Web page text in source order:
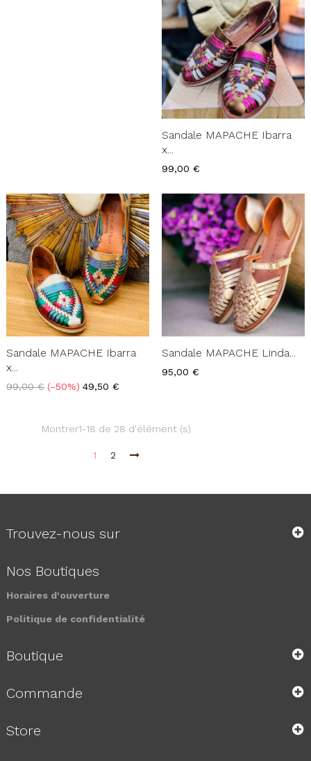
Sandale MAPACHE Ibarra
x...
Prix
99,00 €
Prix Réduit
Sandale MAPACHE Ibarra
x...
Prix
99,00 € -50% Prix
49,50 €
Sandale MAPACHE Linda...
Prix
95,00 €
Montrer1-18 de 28 d'élément (s)
1 2
Trouvez-nous sur
Nos Boutiques
Horaires d'ouverture
Politique de confidentialité
Boutique
Commande
Store